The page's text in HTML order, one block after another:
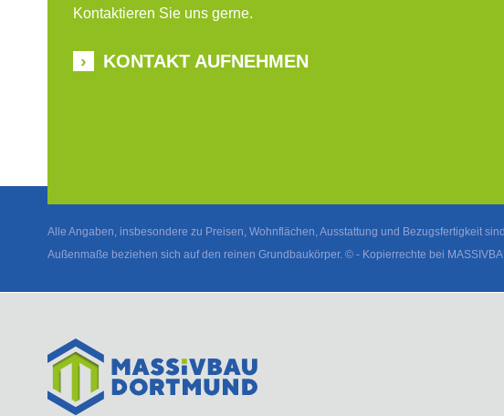
Kontaktieren Sie uns gerne.
KONTAKT AUFNEHMEN
Alle Angaben, insbesondere zu Preisen, Wohnflächen, Ausstattung und Bezugsfertigkeit
Außenmaße beziehen sich auf den reinen Grundbaukörper. © - Kopierrechte bei